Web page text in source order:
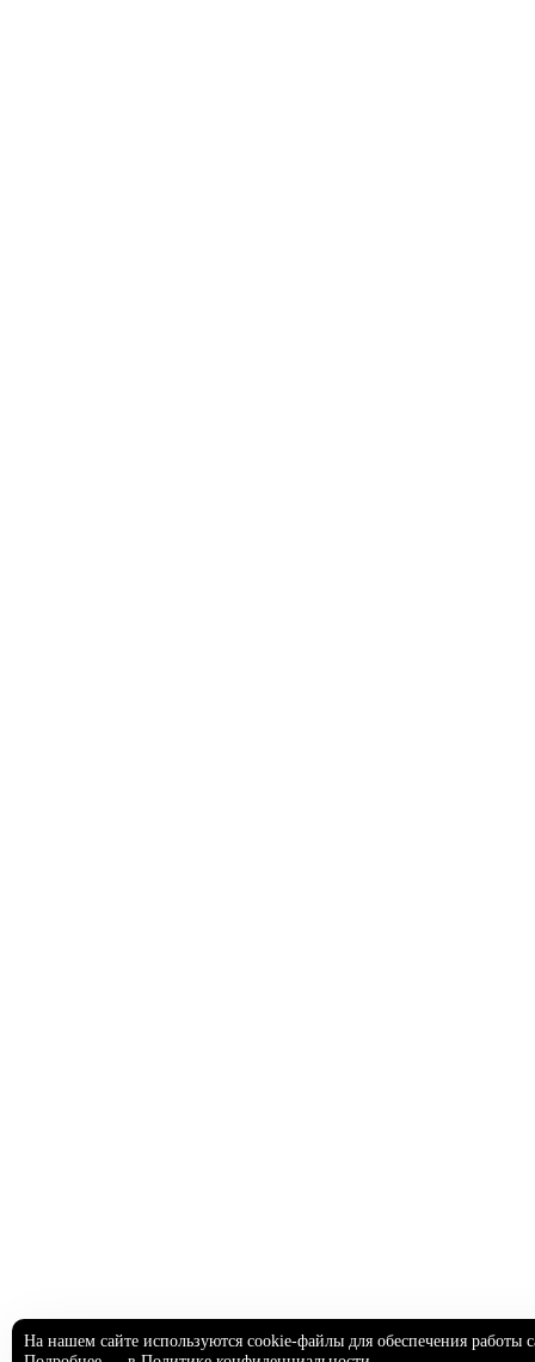
На нашем сайте используются cookie-файлы для обеспечения работы